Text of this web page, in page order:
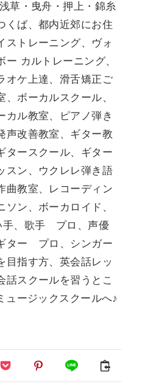
草・曳舟・押上・錦糸
ば、都内近郊にお住
ストレーニング、ヴォ
カルトレーニング、
オケ上達、滑舌矯正ご
ボーカルスクール、
カル教室、ピアノ弾き
声改善教室、ギター教
タースクール、ギター
スン、ウクレレ弾き語
曲教室、レコーディン
ン、ボーカロイド、
手、歌手 プロ、声優
ター プロ、シンガー
指す方、英会話レッ
話スクールを習うとこ
ュージックスクールへ♪